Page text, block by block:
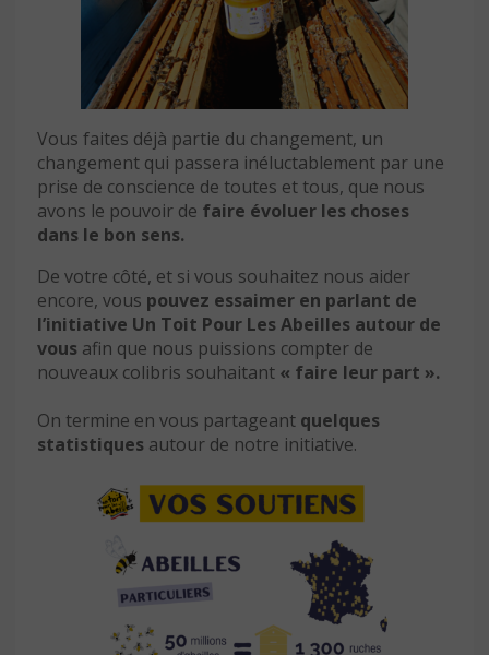
Vous faites déjà partie du changement, un
changement qui passera inéluctablement par une
prise de conscience de toutes et tous, que nous
avons le pouvoir de faire évoluer les choses
dans le bon sens.
De votre côté, et si vous souhaitez nous aider
encore, vous pouvez essaimer en parlant de
l’initiative Un Toit Pour Les Abeilles autour de
vous afin que nous puissions compter de
nouveaux colibris souhaitant « faire leur part ».
On termine en vous partageant quelques
statistiques autour de notre initiative.